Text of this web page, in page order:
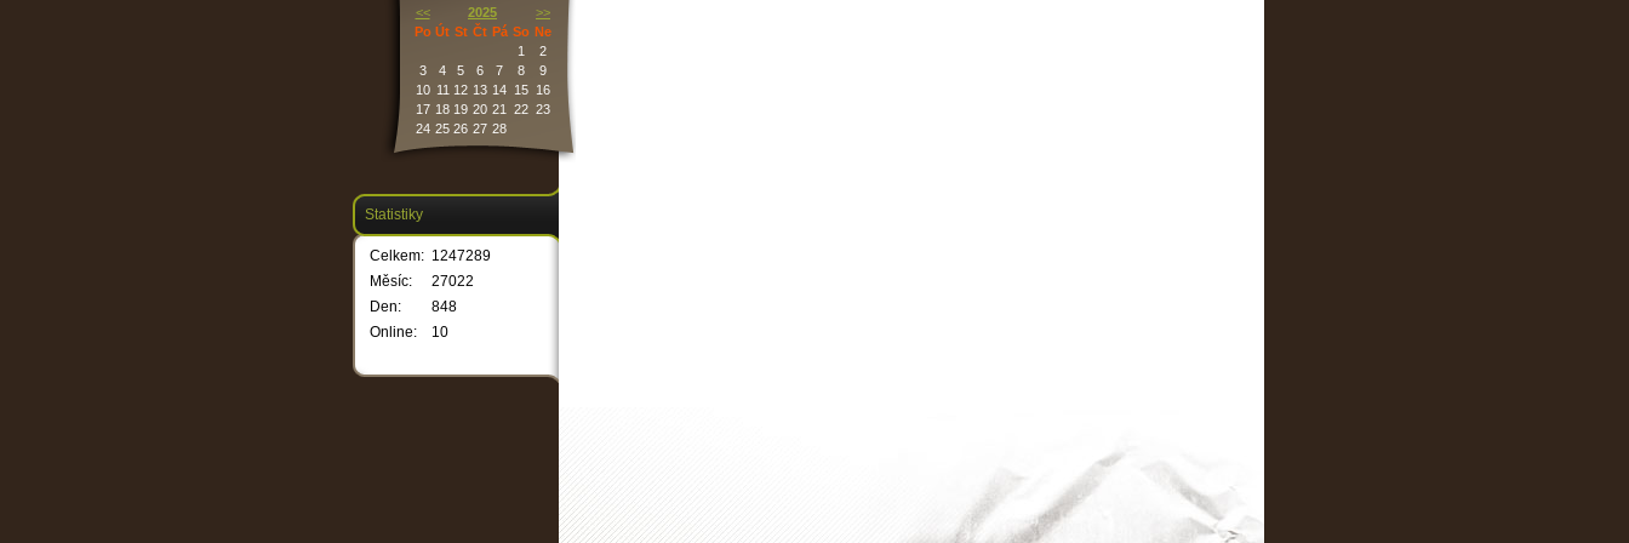
<< 2025
>>
Po Út St Čt Pá So Ne
1
2
3
4 5 6 7 8
9
10 11 12 13 14 15
16
17 18 19 20 21 22 23
24 25 26 27 28
Statistiky
Online: 10
Celkem: 1247289
Měsíc:
27022
Den:
848